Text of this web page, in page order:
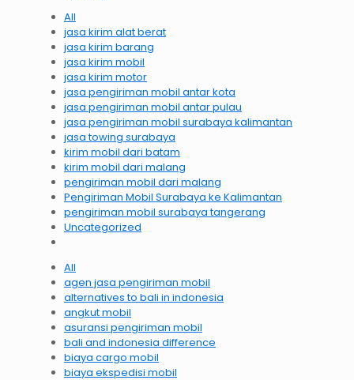
All
jasa kirim alat berat
jasa kirim barang
jasa kirim mobil
jasa kirim motor
jasa pengiriman mobil antar kota
jasa pengiriman mobil antar pulau
jasa pengiriman mobil surabaya kalimantan
jasa towing surabaya
kirim mobil dari batam
kirim mobil dari malang
pengiriman mobil dari malang
Pengiriman Mobil Surabaya ke Kalimantan
pengiriman mobil surabaya tangerang
Uncategorized
All
agen jasa pengiriman mobil
alternatives to bali in indonesia
angkut mobil
asuransi pengiriman mobil
bali and indonesia difference
biaya cargo mobil
biaya ekspedisi mobil